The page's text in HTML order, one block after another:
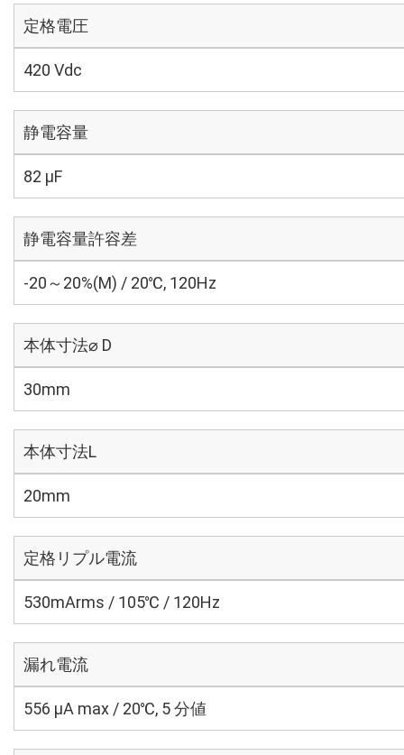
定格電圧
420 Vdc
静電容量
82 µF
静電容量許容差
-20～20%(M) / 20℃, 120Hz
本体寸法⌀ D
30mm
本体寸法L
20mm
定格リプル電流
530mArms / 105℃ / 120Hz
漏れ電流
556 μA max / 20℃, 5 分値